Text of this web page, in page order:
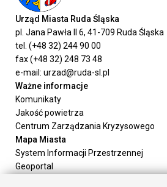
Urząd Miasta Ruda Śląska
pl. Jana Pawła II 6, 41-709 Ruda Śląska
tel. (+48 32) 244 90 00
fax (+48 32) 248 73 48
e-mail: urzad@ruda-sl.pl
Ważne informacje
Komunikaty
Jakość powietrza
Centrum Zarządzania Kryzysowego
Mapa Miasta
System Informacji Przestrzennej
Geoportal